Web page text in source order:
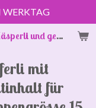
Brigittes Kreationen:Marionetten, Käsperli und gestrickte Puppenkleider
WERKTAG
mit
für